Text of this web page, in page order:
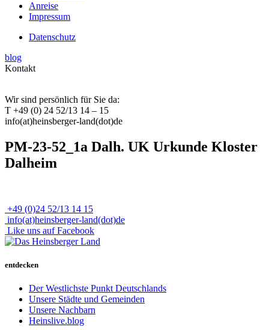
Anreise
Impressum
Datenschutz
blog
Kontakt
Wir sind persönlich für Sie da:
T +49 (0) 24 52/13 14 – 15
info(at)heinsberger-land(dot)de
PM-23-52_1a Dalh. UK Urkunde Kloster
Dalheim
+49 (0)24 52/13 14 15
info(at)heinsberger-land(dot)de
Like uns auf Facebook
entdecken
Der Westlichste Punkt Deutschlands
Unsere Städte und Gemeinden
Unsere Nachbarn
Heinslive.blog